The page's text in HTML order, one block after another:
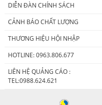
DIỄN ĐÀN CHÍNH SÁCH
CẢNH BÁO CHẤT LƯỢNG
THƯƠNG HIỆU HỘI NHẬP
HOTLINE: 0963.806.677
LIÊN HỆ QUẢNG CÁO :
TEL:0988.624.621